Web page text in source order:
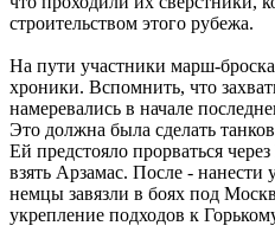
строительством этого рубежа.
На пути участники марш-
хроники. Вспомнить, что
намеревались в начале
Это должна была сделать
Ей предстояло прорваться
взять Арзамас. После - нанести
немцы завязли в боях под
укрепление подходов к